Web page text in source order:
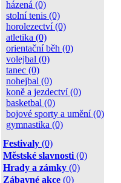
házená (0)
stolní tenis (0)
horolezectví (0)
atletika (0)
orientační běh (0)
volejbal (0)
tanec (0)
nohejbal (0)
koně a jezdectví (0)
basketbal (0)
bojové sporty a umění (0)
gymnastika (0)
Festivaly (0)
Městské slavnosti (0)
Hrady a zámky (0)
Zábavné akce (0)